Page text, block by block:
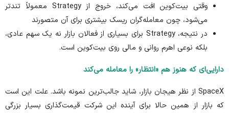
وقتی بیت‌کوین افت می‌کند، خروج از Strategy معمولاً تندتر
می‌شود، چون معامله‌گران ریسک بیشتری برای آن متصورند
در نتیجه، Strategy برای بسیاری از فعالان بازار نه یک سهم عادی،
بلکه نوعی اهرم روانی و مالی روی بیت‌کوین است.
دارایی‌ای که هنوز هم «انتظار» را معامله می‌کند
SpaceX از نظر هیجان بازار، شاید جالب‌ترین نمونه باشد. علت این است
که بازار از همین حالا برای آینده این شرکت قیمت‌گذاری بسیار بزرگی